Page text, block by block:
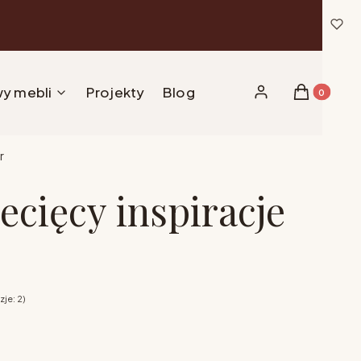
mebli Projekty Blog Zaloguj sięProdukty
Koszyk
inspiracje
2)